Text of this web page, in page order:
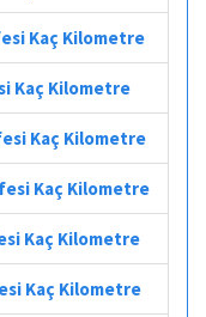
Kaç Kilometre
Kaç Kilometre
Kaç Kilometre
Kaç Kilometre
Kaç Kilometre
Kaç Kilometre